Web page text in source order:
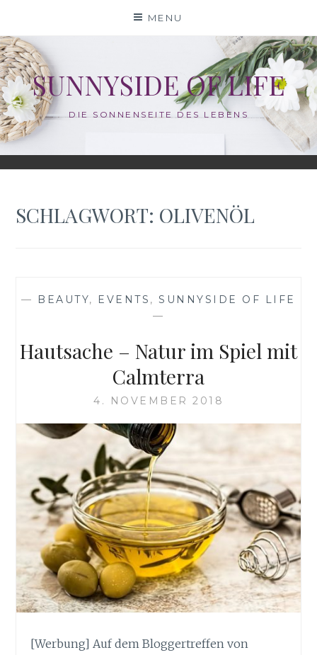
content
MENU
SUNNYSIDE OF LIFE
DIE SONNENSEITE DES LEBENS
SCHLAGWORT: OLIVENÖL
— BEAUTY, EVENTS ,SUNNYSIDE OF LIFE
—
Hautsache – Natur im Spiel mit
Calmterra
4. NOVEMBER 2018
[Werbung] Auf dem Bloggertreffen von